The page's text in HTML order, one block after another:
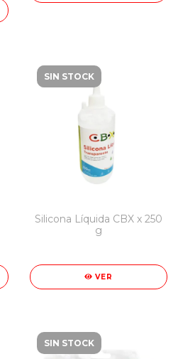
SIN STOCK
Silicona Líquida CBX x 250
g
VER
SIN STOCK